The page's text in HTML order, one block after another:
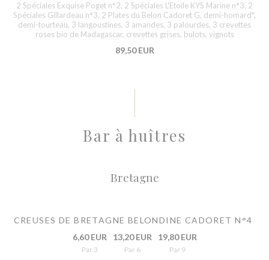
2 Spéciales Exquise Poget n°2, 2 Spéciales L'Etoile KYS Marine n°3, 2
Spéciales Gillardeau n°3, 2 Plates du Belon Cadoret G, demi-homard*,
demi-tourteau, 3 langoustines, 3 amandes, 3 palourdes, 3 crevettes
roses bio de Madagascar, crevettes grises, bulots, vignots
89,50 EUR
Bar à huîtres
Bretagne
CREUSES DE BRETAGNE BELONDINE CADORET N°4
6,60 EUR
Par 3
13,20 EUR
Par 6
19,80 EUR
Par 9